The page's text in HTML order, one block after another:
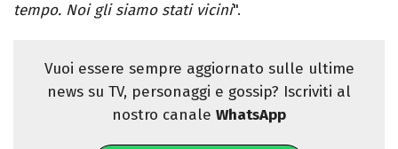
tempo. Noi gli siamo stati vicini".
Vuoi essere sempre aggiornato sulle ultime
news su TV, personaggi e gossip? Iscriviti al
nostro canale WhatsApp